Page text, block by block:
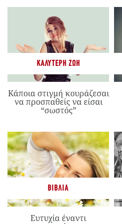
ΚΑΛΎΤΕΡΗ ΖΩΉ
Κάποια στιγμή κουράζεσαι
να προσπαθείς να είσαι
“σωστός”
ΒΙΒΛΊΑ
Ευτυχία έναντι